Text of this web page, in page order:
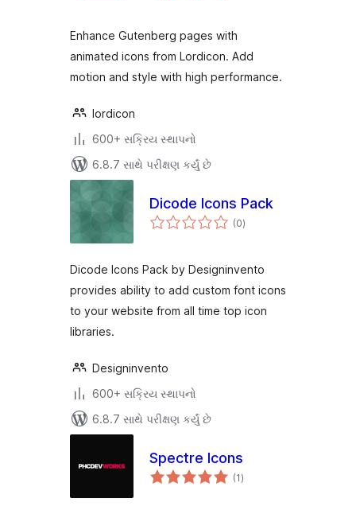
Enhance Gutenberg pages with
animated icons from Lordicon. Add
motion and style with high performance.
lordicon
600+ સક્રિય સ્થાપનો
6.8.7 સાથે પરીક્ષણ કર્યું છે
Dicode Icons Pack
(0કુલ
રેટિંગ્સ
)
Dicode Icons Pack by Designinvento
provides ability to add custom font icons
to your website from all time top icon
libraries.
Designinvento
600+ સક્રિય સ્થાપનો
6.8.7 સાથે પરીક્ષણ કર્યું છે
Spectre Icons
(1કુલ
રેટિંગ્સ
)